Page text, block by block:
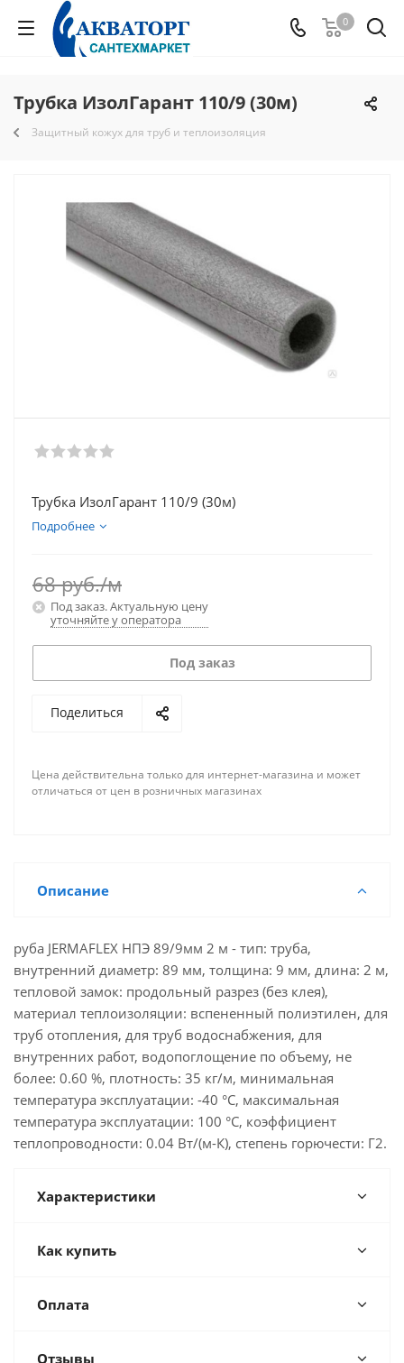
0
Трубка ИзолГарант 110/9 (30м)
Защитный кожух для труб и теплоизоляция
Трубка ИзолГарант 110/9 (30м)
Подробнее
68руб./м
Под заказ. Актуальную цену
уточняйте у оператора
Под заказ
Поделиться
Цена действительна только для интернет-магазина и может
отличаться от цен в розничных магазинах
Описание
руба JERMAFLEX НПЭ 89/9мм 2 м - тип: труба,
внутренний диаметр: 89 мм, толщина: 9 мм, длина: 2 м,
тепловой замок: продольный разрез (без клея),
материал теплоизоляции: вспененный полиэтилен, для
труб отопления, для труб водоснабжения, для
внутренних работ, водопоглощение по объему, не
более: 0.60 %, плотность: 35 кг/м, минимальная
температура эксплуатации: -40 °C, максимальная
температура эксплуатации: 100 °C, коэффициент
теплопроводности: 0.04 Вт/(м-К), степень горючести: Г2.
Характеристики
Как купить
Оплата
Отзывы